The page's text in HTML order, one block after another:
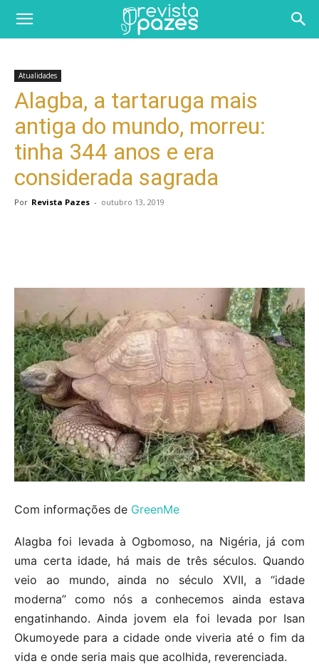
Atualidades
Alagba, a tartaruga mais
antiga do mundo, morreu:
tinha 344 anos e era
considerada sagrada
Por Revista Pazes - outubro 13, 2019
Com informações de GreenMe
Alagba foi levada à Ogbomoso, na Nigéria, já com
uma certa idade, há mais de três séculos. Quando
veio ao mundo, ainda no século XVII, a “idade
moderna” como nós a conhecemos ainda estava
engatinhando. Ainda jovem ela foi levada por Isan
Okumoyede para a cidade onde viveria até o fim da
vida e onde seria mais que acolhida, reverenciada.